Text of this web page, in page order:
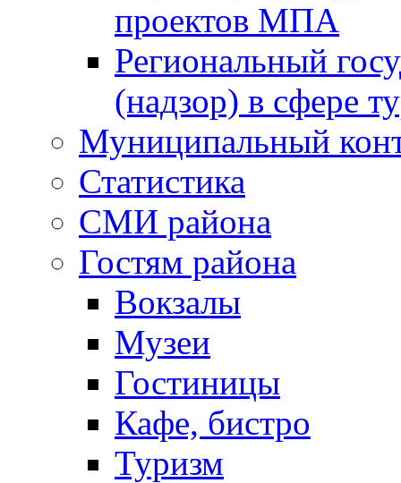
проектов МПА
Региональный
(надзор) в сфере
Муниципальный
Статистика
СМИ района
Гостям района
Вокзалы
Музеи
Гостиницы
Кафе, бистро
Туризм